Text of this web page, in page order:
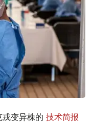
戎变异株的 技术简报